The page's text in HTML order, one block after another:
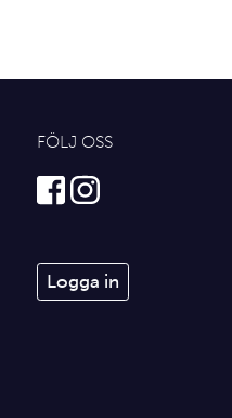
FÖLJ OSS
Logga in